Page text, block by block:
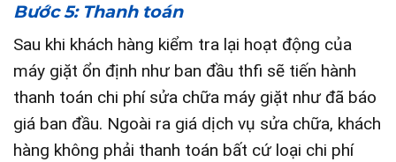
Bước 5: Thanh toán
Sau khi khách hàng kiểm tra lại hoạt động của
máy giặt ổn định như ban đầu thfi sẽ tiến hành
thanh toán chi phí sửa chữa máy giặt như đã báo
giá ban đầu. Ngoài ra giá dịch vụ sửa chữa, khách
hàng không phải thanh toán bất cứ loại chi phí